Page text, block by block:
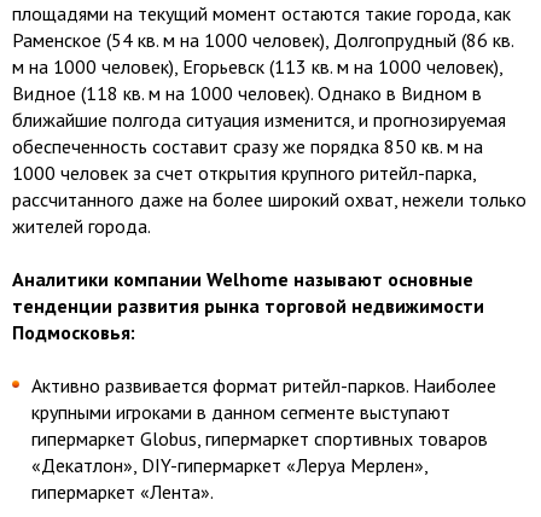
площадями на текущий момент остаются такие города, как
Раменское (54 кв. м на 1000 человек), Долгопрудный (86 кв.
м на 1000 человек), Егорьевск (113 кв. м на 1000 человек),
Видное (118 кв. м на 1000 человек). Однако в Видном в
ближайшие полгода ситуация изменится, и прогнозируемая
обеспеченность составит сразу же порядка 850 кв. м на
1000 человек за счет открытия крупного ритейл-парка,
рассчитанного даже на более широкий охват, нежели только
жителей города.
Аналитики компании Welhome называют основные
тенденции развития рынка торговой недвижимости
Подмосковья:
Активно развивается формат ритейл-парков. Наиболее
крупными игроками в данном сегменте выступают
гипермаркет Globus, гипермаркет спортивных товаров
«Декатлон», DIY-гипермаркет «Леруа Мерлен»,
гипермаркет «Лента».